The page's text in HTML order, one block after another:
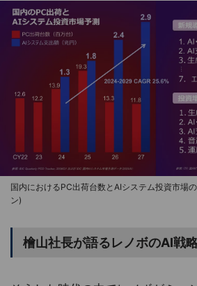
国内におけるPC出荷台数とAIシステム投資市場
ン)
檜山社長が語るレノボのAI戦